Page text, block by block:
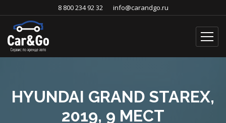
8 800 234 92 32 info@carandgo.ru
HYUNDAI GRAND STAREX,
2019, 9 МЕСТ